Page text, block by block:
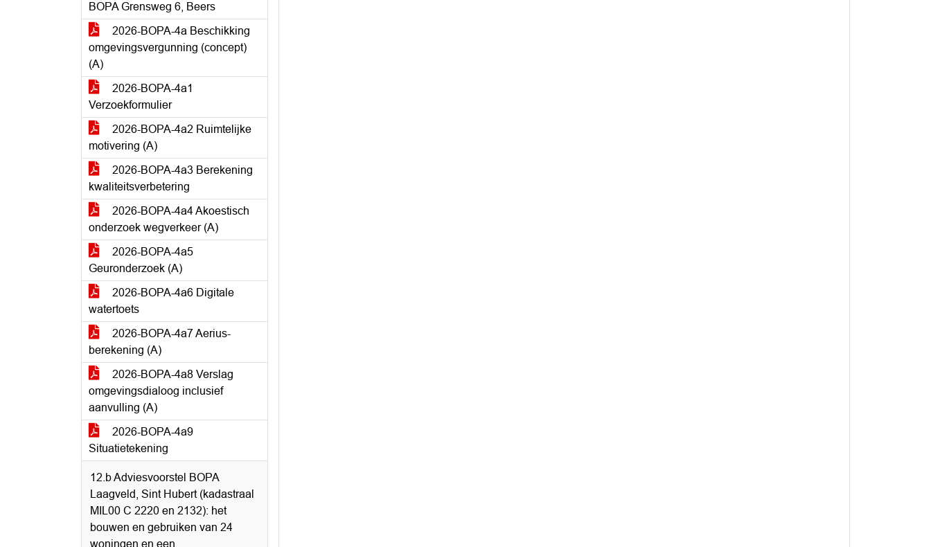
BOPA Grensweg 6, Beers
2026-BOPA-4a Beschikking
omgevingsvergunning (concept)
(A)
2026-BOPA-4a1
Verzoekformulier
2026-BOPA-4a2 Ruimtelijke
motivering (A)
2026-BOPA-4a3 Berekening
kwaliteitsverbetering
2026-BOPA-4a4 Akoestisch
onderzoek wegverkeer (A)
2026-BOPA-4a5
Geuronderzoek (A)
2026-BOPA-4a6 Digitale
watertoets
2026-BOPA-4a7 Aerius-
berekening (A)
2026-BOPA-4a8 Verslag
omgevingsdialoog inclusief
aanvulling (A)
2026-BOPA-4a9
Situatietekening
12.b Adviesvoorstel BOPA
Laagveld, Sint Hubert (kadastraal
MIL00 C 2220 en 2132): het
bouwen en gebruiken van 24
woningen en een